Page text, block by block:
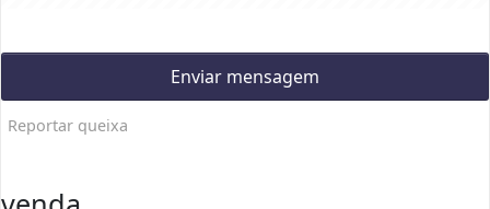
Enviar mensagem
Reportar queixa